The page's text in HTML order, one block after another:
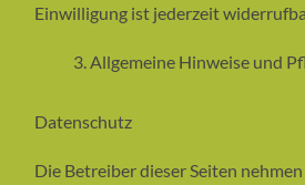
Einwilligung ist jederzeit
Allgemeine Hinweise und
Datenschutz
Die Betreiber dieser Seiten